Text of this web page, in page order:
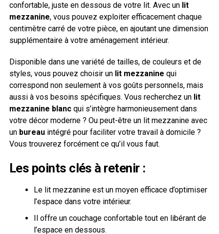
confortable, juste en dessous de votre lit. Avec un lit
mezzanine, vous pouvez exploiter efficacement chaque
centimètre carré de votre pièce, en ajoutant une dimension
supplémentaire à votre aménagement intérieur.
Disponible dans une variété de tailles, de couleurs et de
styles, vous pouvez choisir un lit mezzanine qui
correspond non seulement à vos goûts personnels, mais
aussi à vos besoins spécifiques. Vous recherchez un lit
mezzanine blancqui s’intègre harmonieusement dans
votre décor moderne ? Ou peut-être un lit mezzanine avec
un bureauintégré pour faciliter votre travail à domicile ?
Vous trouverez forcément ce qu’il vous faut.
Les points clés à retenir :
Le lit mezzanine est un moyen efficace d’optimiser
l’espace dans votre intérieur.
Il offre un couchage confortable tout en libérant de
l’espace en dessous.